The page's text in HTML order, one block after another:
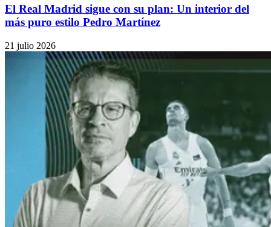
El Real Madrid sigue con su plan: Un interior del
más puro estilo Pedro Martínez
21 julio 2026